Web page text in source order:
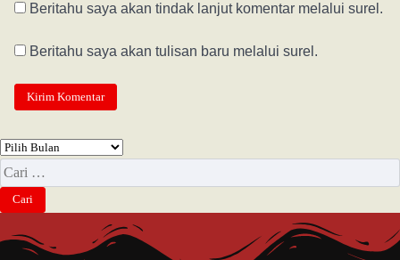
Beritahu saya akan tindak lanjut komentar melalui surel.
Beritahu saya akan tulisan baru melalui surel.